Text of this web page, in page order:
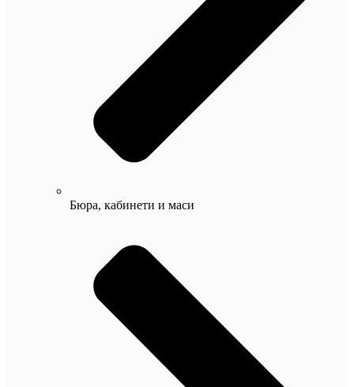
Бюра, кабинети и маси